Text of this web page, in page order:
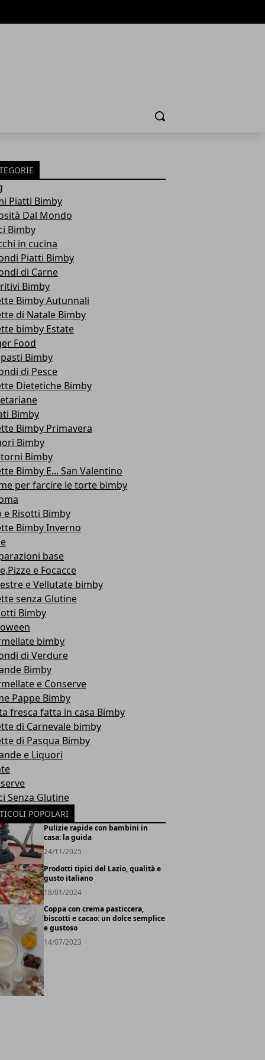
Cerca
Piatti Bimby
Dal Mondo
Bimby
in cucina
Piatti Bimby
di Carne
Bimby
Bimby Autunnali
di Natale Bimby
bimby Estate
Food
Bimby
di Pesce
Dietetiche Bimby
Bimby
Bimby Primavera
Bimby
Bimby
Bimby E... San Valentino
per farcire le torte bimby
e Risotti Bimby
Bimby Inverno
base
e Focacce
e Vellutate bimby
senza Glutine
Bimby
bimby
di Verdure
Bimby
e Conserve
Pappe Bimby
fresca fatta in casa Bimby
di Carnevale bimby
di Pasqua Bimby
e Liquori
Senza Glutine
POPOLARI
Pulizie rapide con bambini in
casa: la guida
24/11/2025
Prodotti tipici del Lazio, qualità e
gusto italiano
18/01/2024
Coppa con crema pasticcera,
biscotti e cacao: un dolce semplice
e gustoso
14/07/2023